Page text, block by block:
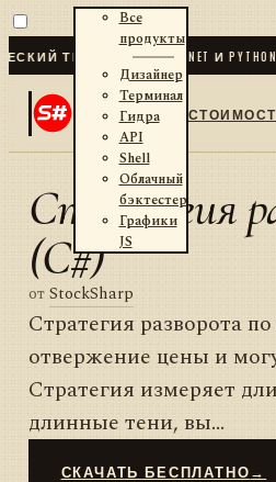
ТРЕЙДИНГ ДЛЯ .NET И PYTHON✦
Все
продукты
Дизайнер
Терминал
Гидра
API
Shell
Облачный
бэктестер
Графики
JS
Стратегия
(C#)
отStockSharp
Стратегия разворота
отвержение цены и
Стратегия измеряет
длинные тени, вы...
СКАЧАТЬ БЕСПЛАТНО →